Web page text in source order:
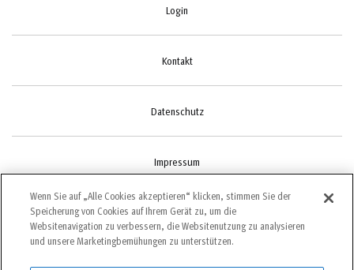
Login
Kontakt
Datenschutz
Impressum
Cookie-Einstellungen
Wenn Sie auf „Alle Cookies akzeptieren“ klicken, stimmen Sie der
Speicherung von Cookies auf Ihrem Gerät zu, um die
Websitenavigation zu verbessern, die Websitenutzung zu analysieren
und unsere Marketingbemühungen zu unterstützen.